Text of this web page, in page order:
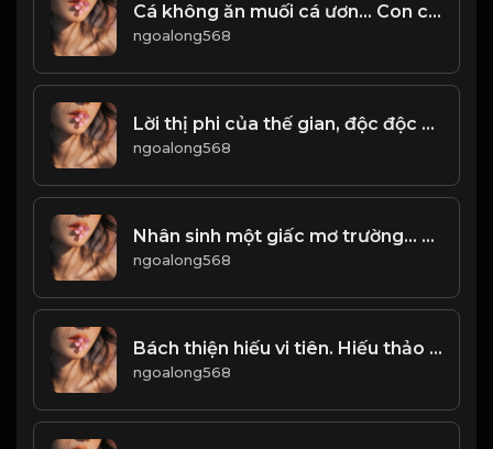
Cá không ăn muối cá ươn... Con cãi cha mẹ trăm đường con hư! & Đạo
ngoalong568
Lời thị phi của thế gian, độc độc hơn rắn rết! Đạo
ngoalong568
Nhân sinh một giấc mơ trường... Ai đã tỉnh, ai người còn mê! Đạo
ngoalong568
Bách thiện hiếu vi tiên. Hiếu thảo là gốc rễ, để làm người lương thiện! & Đạo
ngoalong568